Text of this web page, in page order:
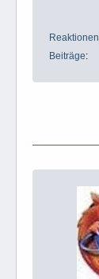
Reaktionen
Beiträge